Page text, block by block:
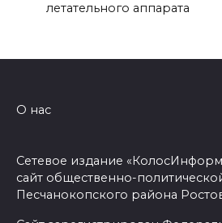
летательного аппарата
О нас
Сетевое издание
сайт общественно-
Песчанокопского района